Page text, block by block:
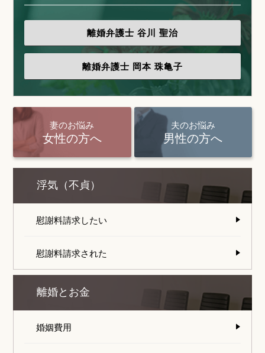
離婚弁護士 谷川 聖治
離婚弁護士 岡本 珠亀子
妻のお悩み
女性の方へ
夫のお悩み
男性の方へ
浮気（不貞）
慰謝料請求したい
慰謝料請求された
離婚とお金
婚姻費用